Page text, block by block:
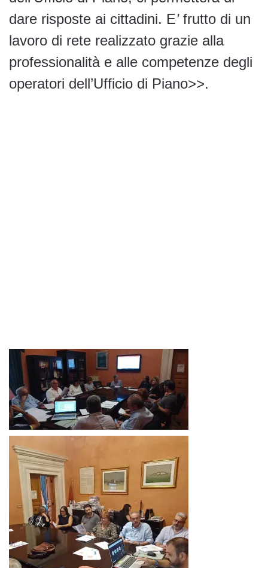
dare risposte ai cittadini. E’frutto di un
lavoro di rete realizzato grazie alla
professionalità e alle competenze degli
operatori dell’Ufficio di Piano>>.